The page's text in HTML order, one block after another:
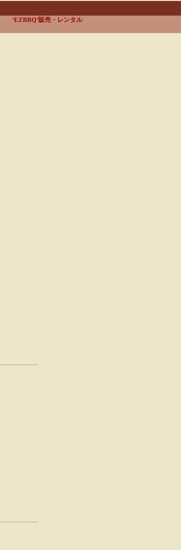
‘EZBBQ’販売・レンタル